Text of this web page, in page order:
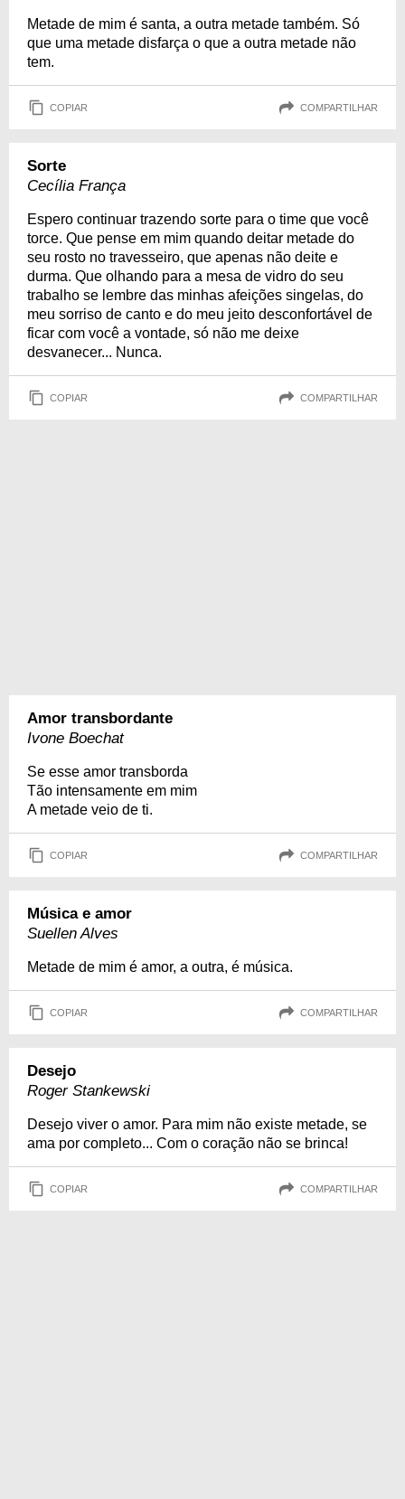
Metade de mim é santa, a outra metade também. Só
que uma metade disfarça o que a outra metade não
tem.
COPIAR COMPARTILHAR
Sorte
Cecília França
Espero continuar trazendo sorte para o time que você
torce. Que pense em mim quando deitar metade do
seu rosto no travesseiro, que apenas não deite e
durma. Que olhando para a mesa de vidro do seu
trabalho se lembre das minhas afeições singelas, do
meu sorriso de canto e do meu jeito desconfortável de
ficar com você a vontade, só não me deixe
desvanecer... Nunca.
COPIAR COMPARTILHAR
Amor transbordante
Ivone Boechat
Se esse amor transborda
Tão intensamente em mim
A metade veio de ti.
COPIAR COMPARTILHAR
Música e amor
Suellen Alves
Metade de mim é amor, a outra, é música.
COPIAR COMPARTILHAR
Desejo
Roger Stankewski
Desejo viver o amor. Para mim não existe metade, se
ama por completo... Com o coração não se brinca!
COPIAR COMPARTILHAR